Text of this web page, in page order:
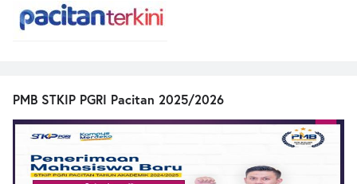
PMB STKIP PGRI Pacitan 2025/2026